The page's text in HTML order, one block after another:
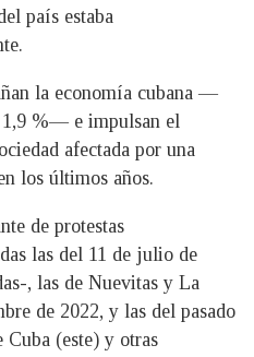
país estaba
la economía cubana —
1,9 %— e impulsan el
afectada por una
los últimos años.
de protestas
las del 11 de julio de
, las de Nuevitas y La
de 2022, y las del pasado
Cuba (este) y otras